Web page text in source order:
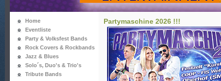
Home
Eventliste
Party & Volksfest Bands
Rock Covers & Rockbands
Jazz & Blues
Solo´s, Duo's & Trio's
Tribute Bands
Partymaschine 2026 !!!